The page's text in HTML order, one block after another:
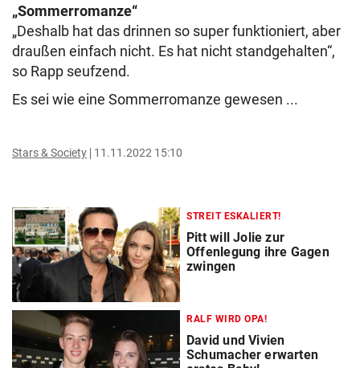
„Sommerromanze“
„Deshalb hat das drinnen so super funktioniert, aber
draußen einfach nicht. Es hat nicht standgehalten“,
so Rapp seufzend.
Es sei wie eine Sommerromanze gewesen ...
Stars & Society 11.11.2022 15:10
STREIT ESKALIERT!
Pitt will Jolie zur
Offenlegung ihre Gagen
zwingen
RALF WIRD OPA!
David und Vivien
Schumacher erwarten